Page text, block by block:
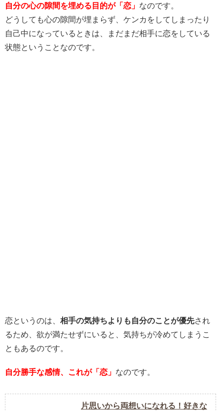
自分の心の隙間を埋める目的が「恋」 なのです。
どうしても心の隙間が埋まらず、ケンカをしてしまったり
自己中になっているときは、まだまだ相手に恋をしている
状態ということなのです。
恋というのは、 相手の気持ちよりも自分のことが優先され
るため、欲が満たせずにいると、気持ちが冷めてしまうこ
ともあるのです。
自分勝手な感情、これが「恋」 なのです。
片思いから両想いになれる！好きな